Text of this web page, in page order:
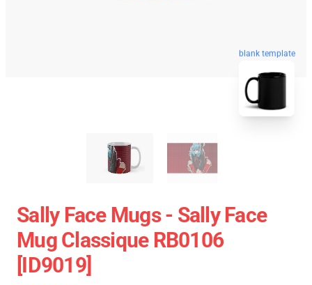
blank template
Sally Face Mugs - Sally Face
Mug Classique RB0106
[ID9019]